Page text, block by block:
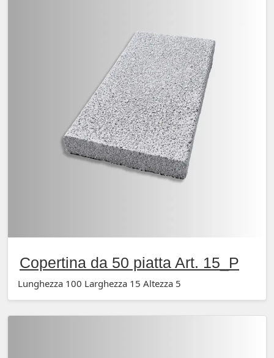
Copertina da 50 piatta Art. 15_P
Lunghezza 100 Larghezza 15 Altezza 5